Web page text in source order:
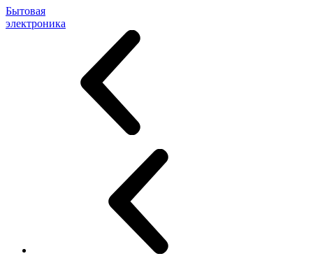
Бытовая
электроника